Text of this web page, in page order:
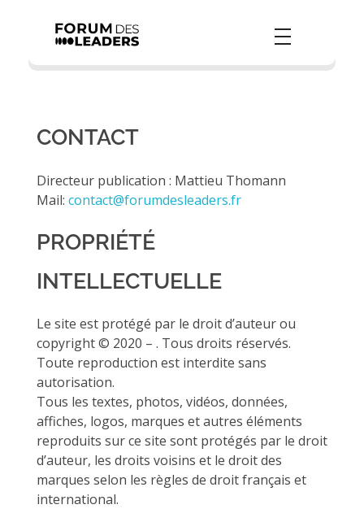
CONTACT
Directeur publication : Mattieu Thomann
Mail: contact@forumdesleaders.fr
PROPRIÉTÉ
INTELLECTUELLE
Le site est protégé par le droit d’auteur ou
copyright © 2020 – . Tous droits réservés.
Toute reproduction est interdite sans
autorisation.
Tous les textes, photos, vidéos, données,
affiches, logos, marques et autres éléments
reproduits sur ce site sont protégés par le droit
d’auteur, les droits voisins et le droit des
marques selon les règles de droit français et
international.